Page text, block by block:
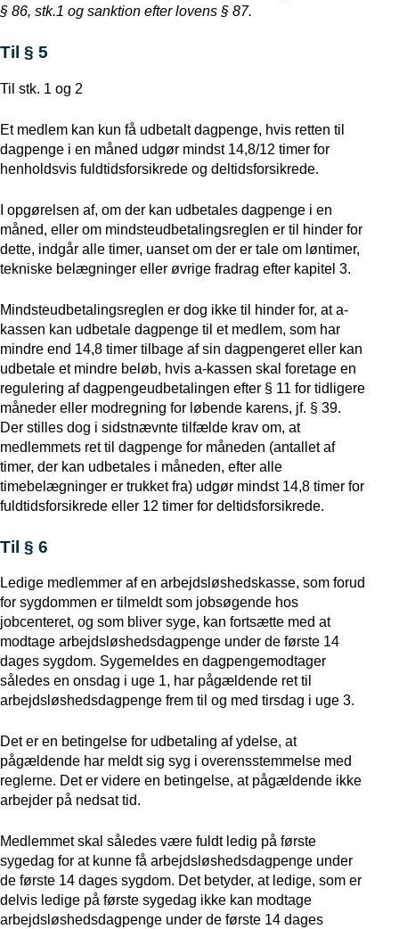
§ 86, stk.1 og sanktion efter lovens § 87.
Til § 5
Til stk. 1 og 2
Et medlem kan kun få udbetalt dagpenge, hvis retten til
dagpenge i en måned udgør mindst 14,8/12 timer for
henholdsvis fuldtidsforsikrede og deltidsforsikrede.
I opgørelsen af, om der kan udbetales dagpenge i en
måned, eller om mindsteudbetalingsreglen er til hinder for
dette, indgår alle timer, uanset om der er tale om løntimer,
tekniske belægninger eller øvrige fradrag efter kapitel 3.
Mindsteudbetalingsreglen er dog ikke til hinder for, at a-
kassen kan udbetale dagpenge til et medlem, som har
mindre end 14,8 timer tilbage af sin dagpengeret eller kan
udbetale et mindre beløb, hvis a-kassen skal foretage en
regulering af dagpengeudbetalingen efter § 11 for tidligere
måneder eller modregning for løbende karens, jf. § 39.
Der stilles dog i sidstnævnte tilfælde krav om, at
medlemmets ret til dagpenge for måneden (antallet af
timer, der kan udbetales i måneden, efter alle
timebelægninger er trukket fra) udgør mindst 14,8 timer for
fuldtidsforsikrede eller 12 timer for deltidsforsikrede.
Til § 6
Ledige medlemmer af en arbejdsløshedskasse, som forud
for sygdommen er tilmeldt som jobsøgende hos
jobcenteret, og som bliver syge, kan fortsætte med at
modtage arbejdsløshedsdagpenge under de første 14
dages sygdom. Sygemeldes en dagpengemodtager
således en onsdag i uge 1, har pågældende ret til
arbejdsløshedsdagpenge frem til og med tirsdag i uge 3.
Det er en betingelse for udbetaling af ydelse, at
pågældende har meldt sig syg i overensstemmelse med
reglerne. Det er videre en betingelse, at pågældende ikke
arbejder på nedsat tid.
Medlemmet skal således være fuldt ledig på første
sygedag for at kunne få arbejdsløshedsdagpenge under
de første 14 dages sygdom. Det betyder, at ledige, som er
delvis ledige på første sygedag ikke kan modtage
arbejdsløshedsdagpenge under de første 14 dages